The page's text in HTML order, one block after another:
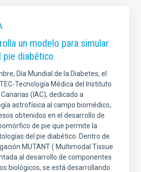
un modelo para simular
pie diabético
Día Mundial de la Diabetes, el
Tecnología Médica del Instituto
(IAC), dedicado a
astrofísica al campo biomédico,
obtenidos en el desarrollo de
de pie que permite la
del pie diabético. Dentro de
MUTANT ( Multimodal Tissue
al desarrollo de componentes
biológicos, se está desarrollando